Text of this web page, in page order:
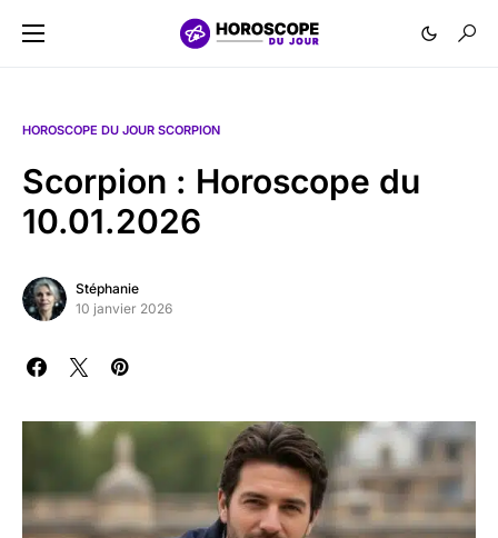
HOROSCOPE DU JOUR SCORPION
Scorpion : Horoscope du
10.01.2026
Stéphanie
10 janvier 2026